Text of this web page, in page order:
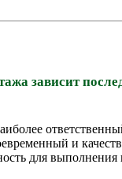
зависит
и
для выполнения